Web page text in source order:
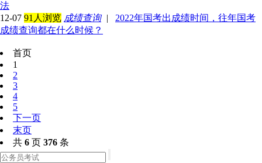
法
12-07 91人浏览 成绩查询|
2022年国考出成绩时间，往年国考
成绩查询都在什么时候？
首页
1
2
3
4
5
下一页
末页
共 6 页 376 条